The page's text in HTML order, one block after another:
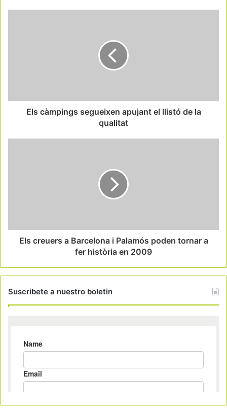
Els càmpings segueixen apujant el llistó de la
qualitat
Els creuers a Barcelona i Palamós poden tornar a
fer història en 2009
Suscribete a nuestro boletin